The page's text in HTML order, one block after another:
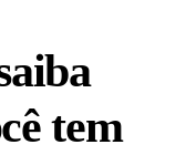
tem